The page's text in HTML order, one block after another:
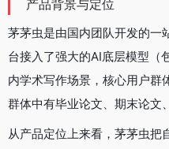
产品背景与定位
茅茅虫是由国内团队开发的一
台接入了强大的AI底层模型（
内学术写作场景，核心用户群
群体中有毕业论文、期末论文
从产品定位上来看，茅茅虫把